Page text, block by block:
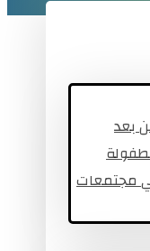
بعد
مجتمعات